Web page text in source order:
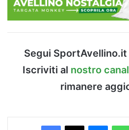
Segui SportAvellino.it
Iscriviti al nostro
rimanere
Facebook
X